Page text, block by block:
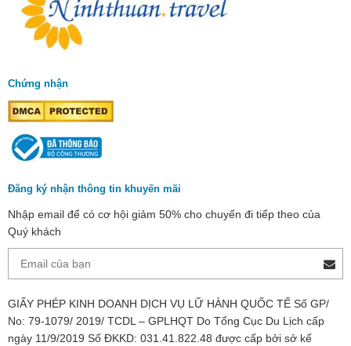
Chứng nhận
Đăng ký nhận thông tin khuyến mãi
Nhập email để có cơ hội giảm 50% cho chuyến đi tiếp theo của
Quý khách
GIẤY PHÉP KINH DOANH DỊCH VỤ LỮ HÀNH QUỐC TẾ Số GP/
No: 79-1079/ 2019/ TCDL – GPLHQT Do Tổng Cục Du Lịch cấp
ngày 11/9/2019 Số ĐKKD: 031.41.822.48 được cấp bởi sở kế